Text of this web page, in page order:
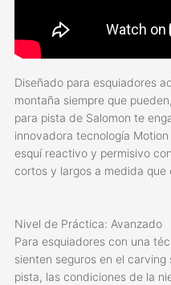
Diseñado para esquiadores
montaña siempre que
para pista de Salomon te
innovadora tecnología
esquí reactivo y permisivo
cortos y largos a medida
Nivel de Práctica: Avanzado
Para esquiadores con una
sienten seguros en el
pista, las condiciones de la